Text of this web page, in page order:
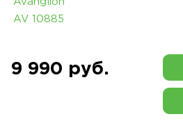
9 990 руб.